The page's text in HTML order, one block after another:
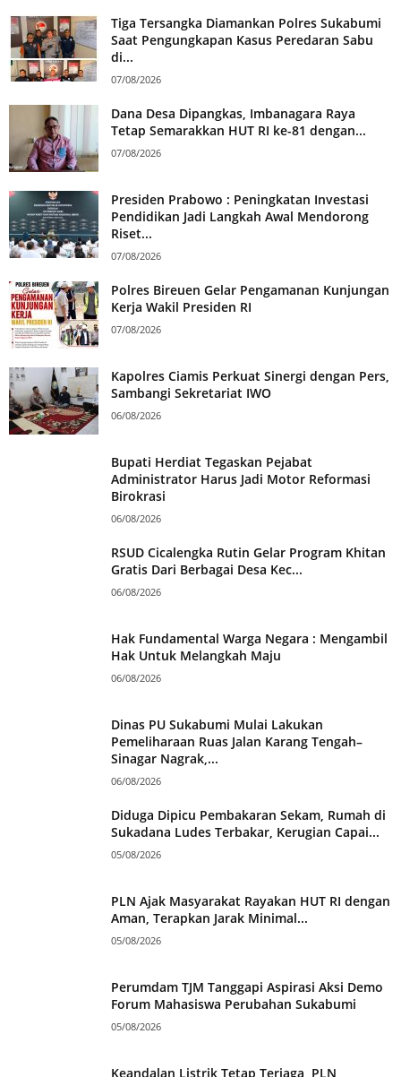
Tiga Tersangka Diamankan Polres Sukabumi
Saat Pengungkapan Kasus Peredaran Sabu
di...
07/08/2026
Dana Desa Dipangkas, Imbanagara Raya
Tetap Semarakkan HUT RI ke-81 dengan...
07/08/2026
Presiden Prabowo : Peningkatan Investasi
Pendidikan Jadi Langkah Awal Mendorong
Riset...
07/08/2026
Polres Bireuen Gelar Pengamanan Kunjungan
Kerja Wakil Presiden RI
07/08/2026
Kapolres Ciamis Perkuat Sinergi dengan Pers,
Sambangi Sekretariat IWO
06/08/2026
Bupati Herdiat Tegaskan Pejabat
Administrator Harus Jadi Motor Reformasi
Birokrasi
06/08/2026
RSUD Cicalengka Rutin Gelar Program Khitan
Gratis Dari Berbagai Desa Kec...
06/08/2026
Hak Fundamental Warga Negara : Mengambil
Hak Untuk Melangkah Maju
06/08/2026
Dinas PU Sukabumi Mulai Lakukan
Pemeliharaan Ruas Jalan Karang Tengah–
Sinagar Nagrak,...
06/08/2026
Diduga Dipicu Pembakaran Sekam, Rumah di
Sukadana Ludes Terbakar, Kerugian Capai...
05/08/2026
PLN Ajak Masyarakat Rayakan HUT RI dengan
Aman, Terapkan Jarak Minimal...
05/08/2026
Perumdam TJM Tanggapi Aspirasi Aksi Demo
Forum Mahasiswa Perubahan Sukabumi
05/08/2026
Keandalan Listrik Tetap Terjaga, PLN